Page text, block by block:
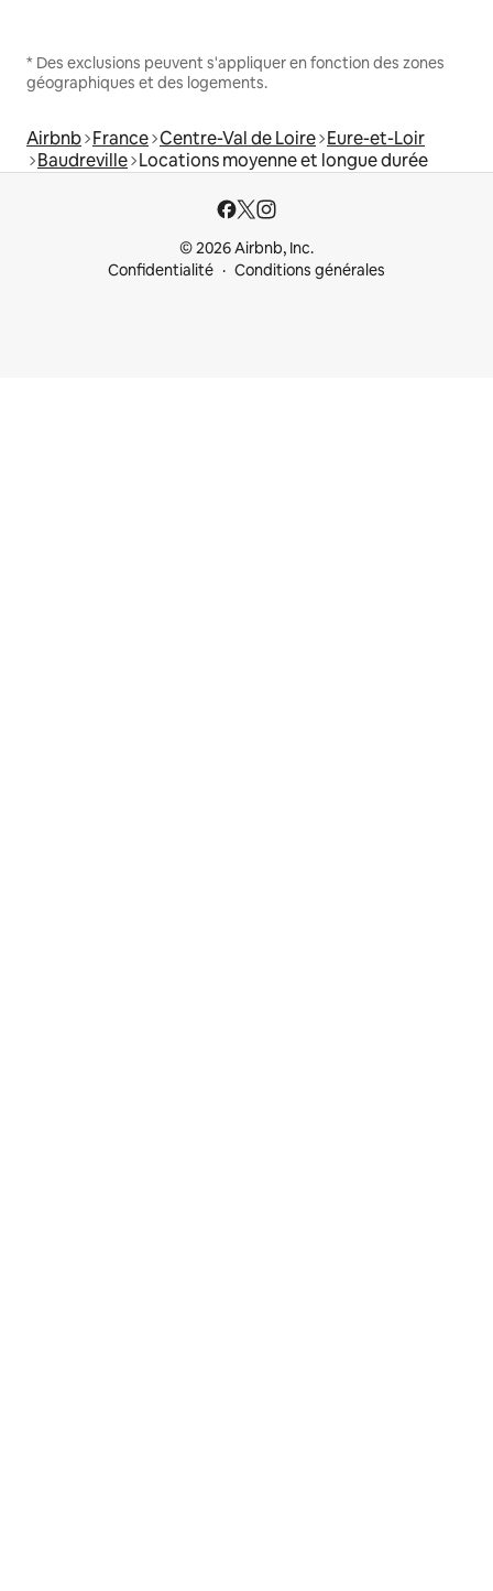
* Des exclusions peuvent s'appliquer en fonction des zones
géographiques et des logements.
Airbnb France Centre-Val de Loire Eure-et-Loir
Baudreville Locations moyenne et longue durée
© 2026 Airbnb, Inc.
Confidentialité
Conditions générales